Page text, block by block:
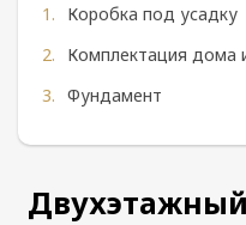
Коробка под усадку
Комплектация дома
Фундамент